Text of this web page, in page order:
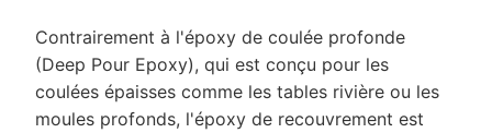
Contrairement à l'époxy de coulée profonde
(Deep Pour Epoxy), qui est conçu pour les
coulées épaisses comme les tables rivière ou les
moules profonds, l'époxy de recouvrement est